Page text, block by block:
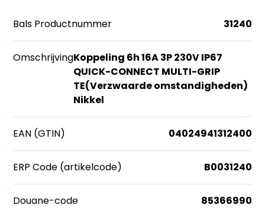
Bals Productnummer 31240
OmschrijvingKoppeling 6h 16A 3P 230V IP67
QUICK-CONNECT MULTI-GRIP
TE(Verzwaarde omstandigheden)
Nikkel
EAN (GTIN) 04024941312400
ERP Code (artikelcode) B0031240
Douane-code 85366990